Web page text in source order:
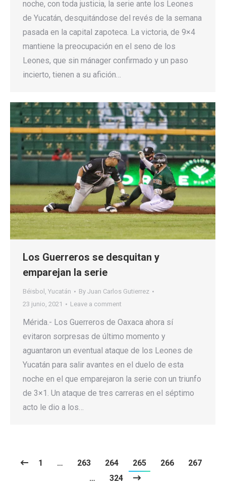
noche, con toda justicia, la serie ante los Leones
de Yucatán, desquitándose del revés de la semana
pasada en la capital zapoteca. La victoria, de 9×4
mantiene la preocupación en el seno de los
Leones, que sin mánager confirmado y un paso
incierto, tienen a su afición…
Los Guerreros se desquitan y
emparejan la serie
Béisbol , Yucatán By Juan Carlos Gutierrez
23 junio, 2021
Leave a comment
Mérida.- Los Guerreros de Oaxaca ahora sí
evitaron sorpresas de último momento y
aguantaron un eventual ataque de los Leones de
Yucatán para salir avantes en el duelo de esta
noche en el que emparejaron la serie con un triunfo
de 3×1. Un ataque de tres carreras en el séptimo
acto le dio a los…
1 … 263 264 265 266
267
…
324